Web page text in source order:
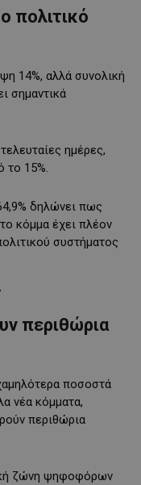
πολιτικό
14%, αλλά συνολική
σημαντικά
ημέρες,
το 15%.
δηλώνει πως
κόμμα έχει πλέον
συστήματος
περιθώρια
ποσοστά
νέα κόμματα,
περιθώρια
ζώνη ψηφοφόρων